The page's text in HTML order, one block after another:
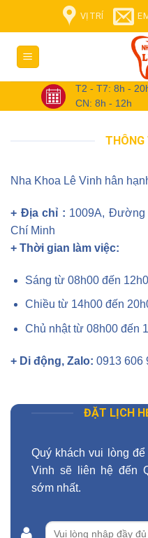
content
VỊ TRÍ
T2 - T7: 8h -
CN: 8h - 12h
THÔNG
Nha Khoa Lê Vinh hân
+ Địa chỉ : 1009A, Đường
Chí Minh
+ Thời gian làm việc:
Sáng từ 08h00 đến
Chiều từ 14h00 đến
Chủ nhật từ 08h00 đến
+ Di động, Zalo: 0913 606
ĐẶT LỊCH
Quý khách vui lòng
Vinh sẽ liên hệ đến
sớm nhất.